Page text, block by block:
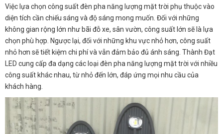
Việc lựa chọn công suất đèn pha năng lượng mặt trời phụ thuộc vào
diện tích cần chiếu sáng và độ sáng mong muốn. Đối với những
không gian rộng lớn như bãi đỗ xe, sân vườn, công suất lớn sẽ là lựa
chọn phù hợp. Ngược lại, đối với những khu vực nhỏ hơn, công suất
nhỏ hơn sẽ tiết kiệm chi phí và vẫn đảm bảo đủ ánh sáng. Thành Đạt
LED cung cấp đa dạng các loại đèn pha năng lượng mặt trời với nhiều
công suất khác nhau, từ nhỏ đến lớn, đáp ứng mọi nhu cầu của
khách hàng.